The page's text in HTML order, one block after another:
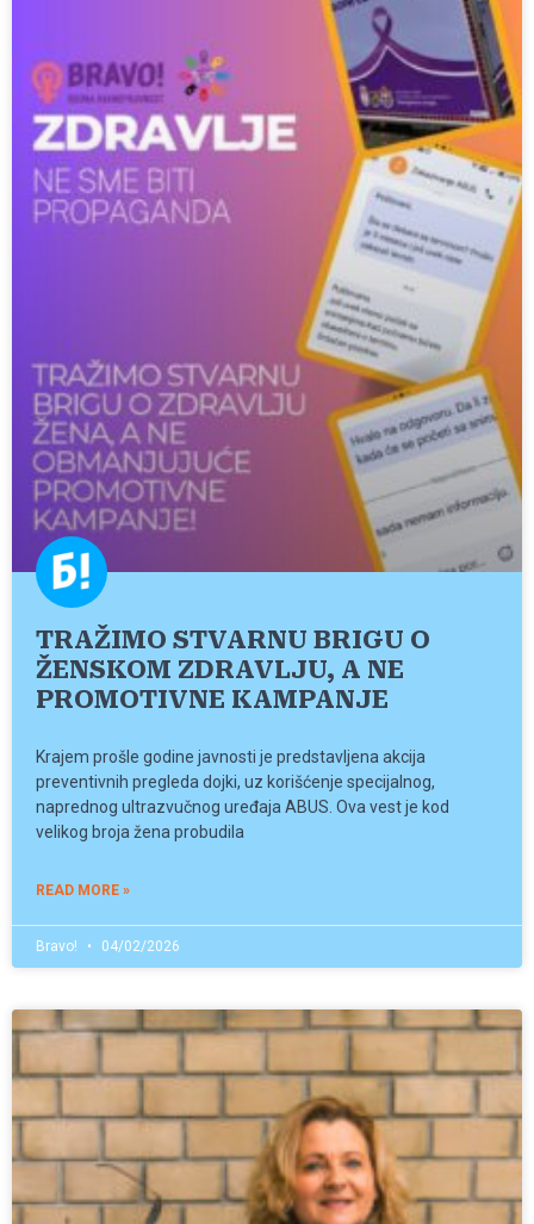
TRAŽIMO STVARNU BRIGU O
ŽENSKOM ZDRAVLJU, A NE
PROMOTIVNE KAMPANJE
Krajem prošle godine javnosti je predstavljena akcija
preventivnih pregleda dojki, uz korišćenje specijalnog,
naprednog ultrazvučnog uređaja ABUS. Ova vest je kod
velikog broja žena probudila
READ MORE »
Bravo! 04/02/2026